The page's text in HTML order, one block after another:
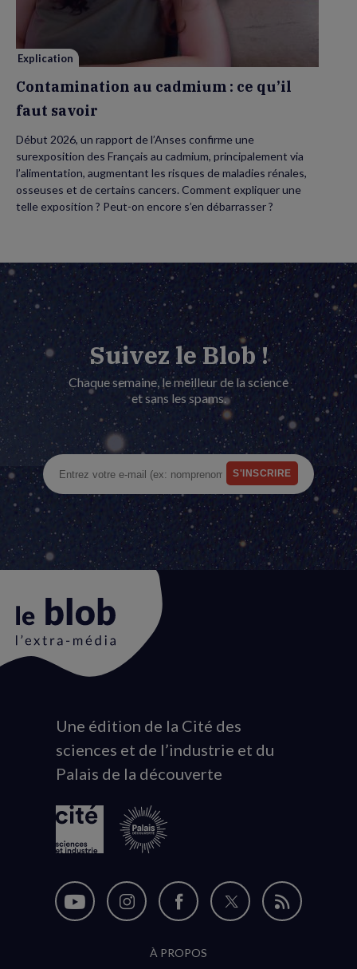
savoir
Explication
Contamination au cadmium : ce qu’il
faut savoir
Début 2026, un rapport de l’Anses confirme une
surexposition des Français au cadmium, principalement via
l’alimentation, augmentant les risques de maladies rénales,
osseuses et de certains cancers. Comment expliquer une
telle exposition ? Peut-on encore s’en débarrasser ?
Suivez le Blob !
Chaque semaine, le meilleur de la science
et sans les spams.
Animation
du
logo
Une édition de la Cité des
sciences et de l’industrie et du
Palais de la découverte
Nous
Nous
Nous
sur
Nous
Flux
À PROPOS